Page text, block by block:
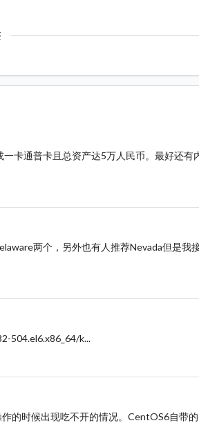
卡通普卡且总资产达5万人民币。最好还有
两个，另外也有人推荐Nevada但是我
504.el6.x86_64/k...
时候出现吃不开的情况。CentOS6自带的